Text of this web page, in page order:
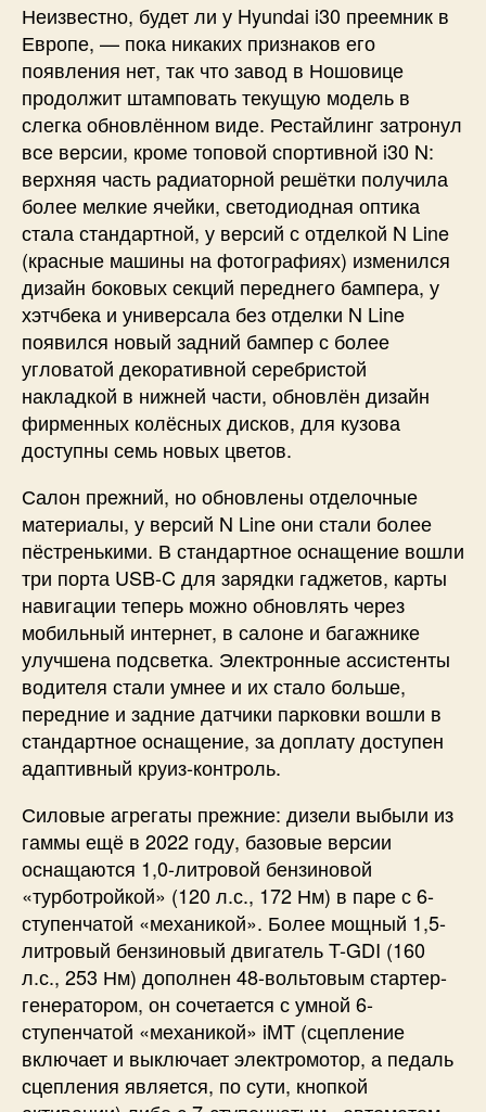
Неизвестно, будет ли у Hyundai i30 преемник в
Европе, — пока никаких признаков его
появления нет, так что завод в Ношовице
продолжит штамповать текущую модель в
слегка обновлённом виде. Рестайлинг затронул
все версии, кроме топовой спортивной i30 N:
верхняя часть радиаторной решётки получила
более мелкие ячейки, светодиодная оптика
стала стандартной, у версий с отделкой N Line
(красные машины на фотографиях) изменился
дизайн боковых секций переднего бампера, у
хэтчбека и универсала без отделки N Line
появился новый задний бампер с более
угловатой декоративной серебристой
накладкой в нижней части, обновлён дизайн
фирменных колёсных дисков, для кузова
доступны семь новых цветов.
Салон прежний, но обновлены отделочные
материалы, у версий N Line они стали более
пёстренькими. В стандартное оснащение вошли
три порта USB-C для зарядки гаджетов, карты
навигации теперь можно обновлять через
мобильный интернет, в салоне и багажнике
улучшена подсветка. Электронные ассистенты
водителя стали умнее и их стало больше,
передние и задние датчики парковки вошли в
стандартное оснащение, за доплату доступен
адаптивный круиз-контроль.
Силовые агрегаты прежние: дизели выбыли из
гаммы ещё в 2022 году, базовые версии
оснащаются 1,0-литровой бензиновой
«турботройкой» (120 л.с., 172 Нм) в паре с 6-
ступенчатой «механикой». Более мощный 1,5-
литровый бензиновый двигатель T-GDI (160
л.с., 253 Нм) дополнен 48-вольтовым стартер-
генератором, он сочетается с умной 6-
ступенчатой «механикой» iMT (сцепление
включает и выключает электромотор, а педаль
сцепления является, по сути, кнопкой